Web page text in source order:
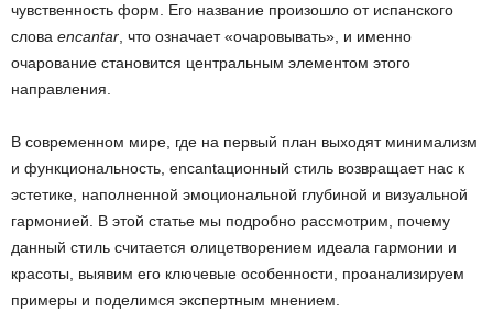
чувственность форм. Его название произошло от испанского
слова encantar , что означает «очаровывать», и именно
очарование становится центральным элементом этого
направления.
В современном мире, где на первый план выходят минимализм
и функциональность, encantaционный стиль возвращает нас к
эстетике, наполненной эмоциональной глубиной и визуальной
гармонией. В этой статье мы подробно рассмотрим, почему
данный стиль считается олицетворением идеала гармонии и
красоты, выявим его ключевые особенности, проанализируем
примеры и поделимся экспертным мнением.